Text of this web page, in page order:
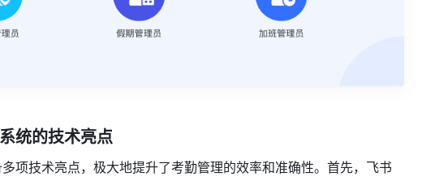
统的技术亮点
项技术亮点，极大地提升了考勤管理的效率和准确性。首先，飞书